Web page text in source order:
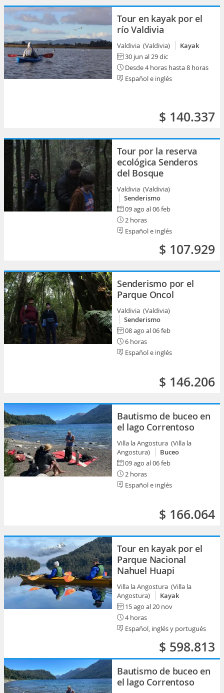
Tour en kayak por el
río Valdivia
Valdivia (Valdivia)
Kayak
30 jun al 29 dic
Desde 4 horas hasta 8 horas
Español e inglés
$ 140.337
Tour por la reserva
ecológica Senderos
del Bosque
Valdivia (Valdivia)
Senderismo
09 ago al 06 feb
2 horas
Español e inglés
$ 107.929
Senderismo por el
Parque Oncol
Valdivia (Valdivia)
Senderismo
08 ago al 06 feb
6 horas
Español e inglés
$ 146.206
Bautismo de buceo en
el lago Correntoso
Villa la Angostura (Villa la
Angostura)
Buceo
09 ago al 06 feb
2 horas
Español e inglés
$ 166.064
Tour en kayak por el
Parque Nacional
Nahuel Huapi
Villa la Angostura (Villa la
Angostura)
Kayak
15 ago al 20 nov
4 horas
Español, inglés y portugués
$ 598.813
Bautismo de buceo en
el lago Correntoso